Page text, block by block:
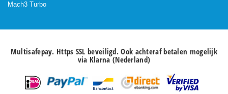
Mach3 Turbo
Multisafepay. Https SSL beveiligd. Ook achteraf betalen mogelijk
via Klarna (Nederland)